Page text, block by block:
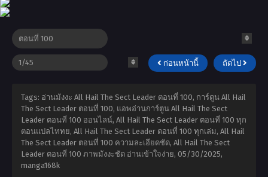
ก่อนหน้านี้ ถัดไป
Tags: อ่านมังงะ All Hail The Sect Leader ตอนที่ 100, การ์ตูน All Hail
The Sect Leader ตอนที่ 100, แอพอ่านการ์ตูน All Hail The Sect
Leader ตอนที่ 100 ออนไลน์, All Hail The Sect Leader ตอนที่ 100 ทุก
ตอนแปลไททย, All Hail The Sect Leader ตอนที่ 100 ทุกเล่ม, All Hail
The Sect Leader ตอนที่ 100 ความละเอียดชัด, All Hail The Sect
Leader ตอนที่ 100 ภาพมังงะชัด อ่านเข้าใจง่าย, 05/30/2025,
manga168k